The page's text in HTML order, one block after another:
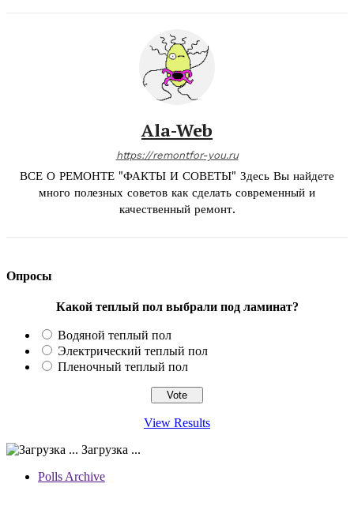
Ala-Web
https://remontfor-you.ru
ВСЕ О РЕМОНТЕ "ФАКТЫ И СОВЕТЫ" Здесь Вы найдете
много полезных советов как сделать современный и
качественный ремонт.
Опросы
Какой теплый пол выбрали под ламинат?
Водяной теплый пол
Электрический теплый пол
Пленочный теплый пол
View Results
Загрузка ...
Polls Archive